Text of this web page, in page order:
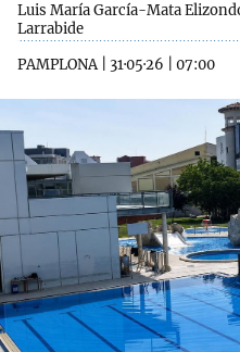
Luis María García-Mata
Larrabide
PAMPLONA| 31·05·26 07:00